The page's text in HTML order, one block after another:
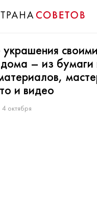
своими
– из бумаги
и видео
4 октября